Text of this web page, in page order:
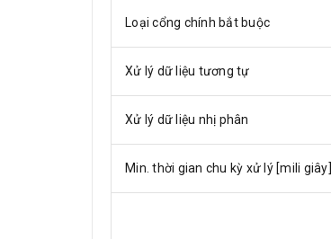
Loại cổng chính bắt buộc
Xử lý dữ liệu tương tự
Xử lý dữ liệu nhị phân
Min. thời gian chu kỳ xử lý [mili giây]